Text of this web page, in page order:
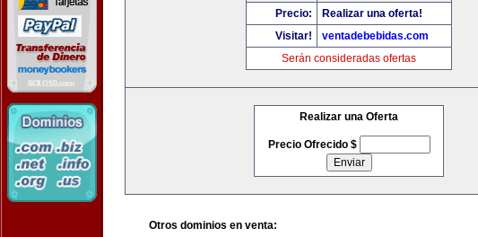
Precio:
Realizar una oferta!
Visitar!
ventadebebidas.com
Serán consideradas ofertas
Realizar una Oferta
Precio Ofrecido $
Otros dominios en venta: